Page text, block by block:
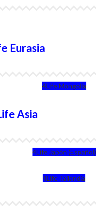
Eurasia
4Life Mongolia
Asia
4Life Japón (Español)
4Life Tailandia